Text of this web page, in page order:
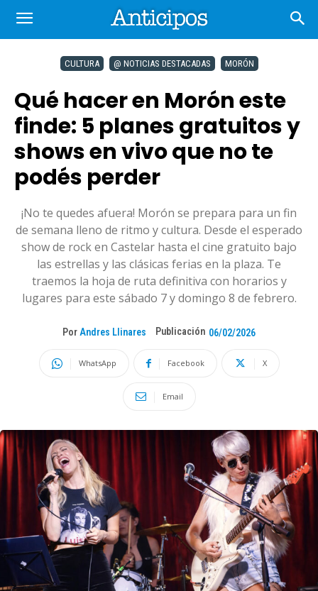
CULTURA @ NOTICIAS DESTACADAS MORÓN
Qué hacer en Morón este
finde: 5 planes gratuitos y
shows en vivo que no te
podés perder
¡No te quedes afuera! Morón se prepara para un fin
de semana lleno de ritmo y cultura. Desde el esperado
show de rock en Castelar hasta el cine gratuito bajo
las estrellas y las clásicas ferias en la plaza. Te
traemos la hoja de ruta definitiva con horarios y
lugares para este sábado 7 y domingo 8 de febrero.
Por Andres Llinares Publicación 06/02/2026
WhatsApp Facebook X
Email